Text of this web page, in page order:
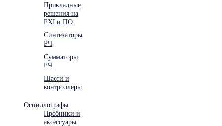
Прикладные
решения на
PXI и ПО
Синтезаторы
РЧ
Сумматоры
РЧ
Шасси и
контроллеры
Осциллографы
Пробники и
аксессуары